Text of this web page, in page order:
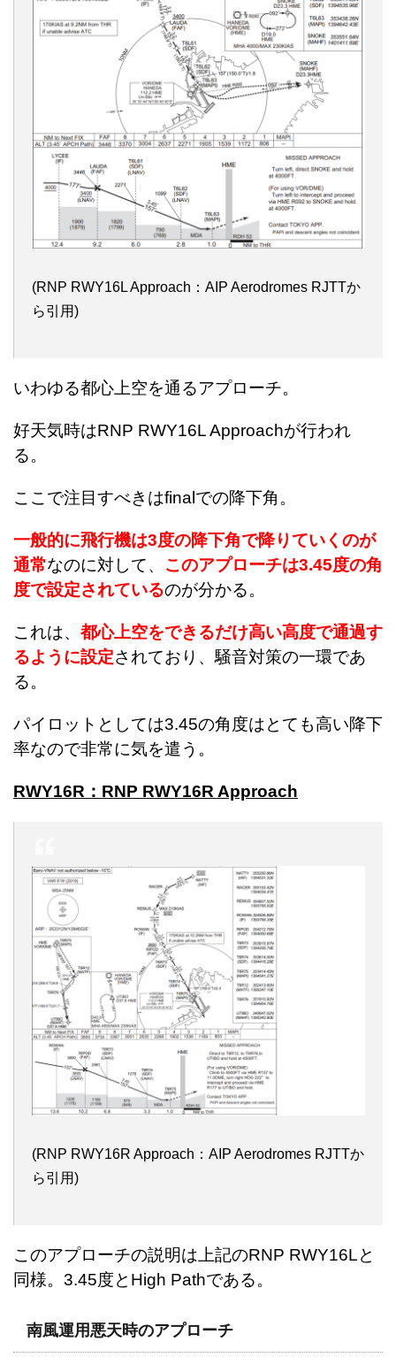
(RNP RWY16L Approach：AIP Aerodromes RJTTか
ら引用)
いわゆる都心上空を通るアプローチ。
好天気時はRNP RWY16L Approachが行われ
る。
ここで注目すべきはfinalでの降下角。
一般的に飛行機は3度の降下角で降りていくのが
通常なのに対して、 このアプローチは3.45度の角
度で設定されているのが分かる。
これは、 都心上空をできるだけ高い高度で通過す
るように設定されており、騒音対策の一環であ
る。
パイロットとしては3.45の角度はとても高い降下
率なので非常に気を遣う。
RWY16R：RNP RWY16R Approach
(RNP RWY16R Approach：AIP Aerodromes RJTTか
ら引用)
このアプローチの説明は上記のRNP RWY16Lと
同様。3.45度とHigh Pathである。
南風運用悪天時のアプローチ